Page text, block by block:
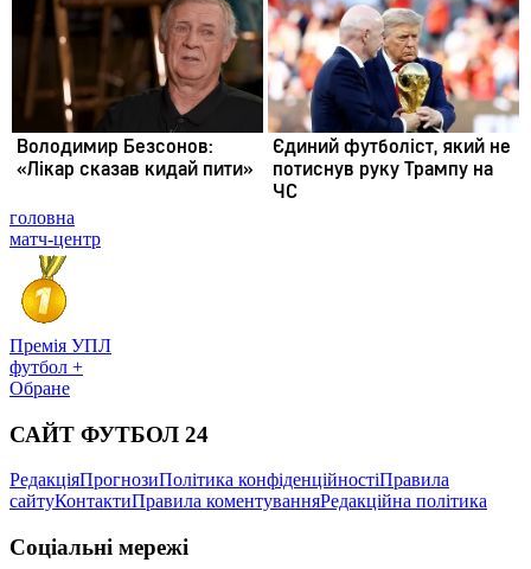
головна
матч-центр
Премія УПЛ
футбол +
Обране
САЙТ ФУТБОЛ 24
РедакціяПрогнозиПолітика конфіденційностіПравила
сайтуКонтактиПравила коментуванняРедакційна політика
Соціальні мережі